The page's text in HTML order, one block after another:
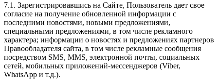
7.1. Зарегистрировавшись на Сайте, Пользователь дает свое
согласие на получение обновленной информации с
последними новостями, новыми предложениями,
специальными предложениями, в том числе рекламного
характера; информации о новостях и предложениях партнеров
Правообладателя сайта, в том числе рекламные сообщения
посредством SMS, MMS, электронной почты, социальных
сетей, мобильных приложений-мессенджеров (Viber,
WhatsApp и т.д.).